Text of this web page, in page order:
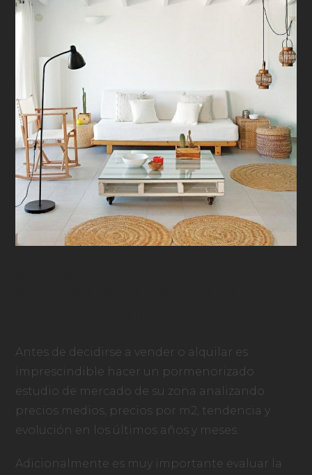
Antes de decidirse a vender o alquilar es
imprescindible hacer un pormenorizado
estudio de mercado de su zona analizando
precios medios, precios por m2, tendencia y
evolución en los últimos años y meses.
Adicionalmente es muy importante evaluar la